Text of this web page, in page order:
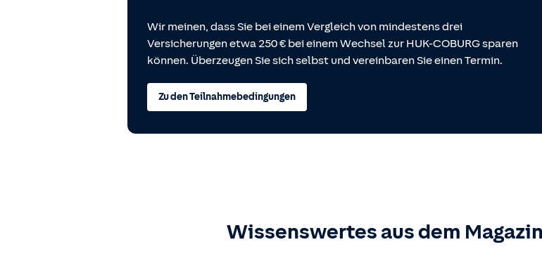
Wir meinen, dass Sie bei einem Vergleich von mindestens drei
Versicherungen etwa 250 € bei einem Wechsel zur HUK-COBURG sparen
können. Überzeugen Sie sich selbst und vereinbaren Sie einen Termin.
Zu den Teilnahmebedingungen
Wissenswertes aus dem